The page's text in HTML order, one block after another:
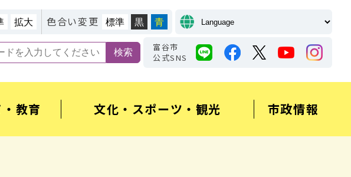
拡大 色合い変更 標準 黒 青
富谷市
公式SNS
教育 文化・スポーツ・観光 市政情報